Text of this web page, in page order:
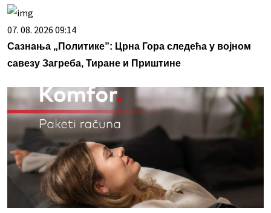
07. 08. 2026 09:14
Сазнања „Политике”: Црна Гора следећа у војном
савезу Загреба, Тиране и Приштине